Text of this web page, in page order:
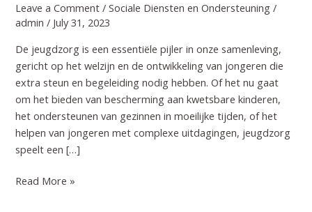
Leave a Comment /Sociale Diensten en Ondersteuning /
admin/ July 31, 2023
De jeugdzorg is een essentiële pijler in onze samenleving,
gericht op het welzijn en de ontwikkeling van jongeren die
extra steun en begeleiding nodig hebben. Of het nu gaat
om het bieden van bescherming aan kwetsbare kinderen,
het ondersteunen van gezinnen in moeilijke tijden, of het
helpen van jongeren met complexe uitdagingen, jeugdzorg
speelt een […]
Jeugdzorg:
Read More »